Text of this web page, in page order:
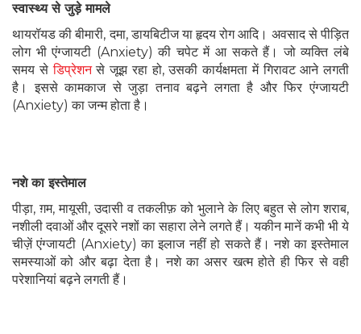
स्वास्थ्य से जुड़े मामले
थायरॉयड की बीमारी, दमा, डायबिटीज या हृदय रोग आदि। अवसाद से पीड़ित
लोग भी एंग्जायटी (Anxiety) की चपेट में आ सकते हैं। जो व्यक्ति लंबे
समय सेडिप्रेशनसे जूझ रहा हो, उसकी कार्यक्षमता में गिरावट आने लगती
है। इससे कामकाज से जुड़ा तनाव बढ़ने लगता है और फिर एंग्जायटी
(Anxiety) का जन्म होता है।
नशे का इस्तेमाल
पीड़ा, ग़म, मायूसी, उदासी व तकलीफ़ को भुलाने के लिए बहुत से लोग शराब,
नशीली दवाओं और दूसरे नशों का सहारा लेने लगते हैं। यकीन मानें कभी भी ये
चीज़ें एंग्जायटी (Anxiety) का इलाज नहीं हो सकते हैं। नशे का इस्तेमाल
समस्याओं को और बढ़ा देता है। नशे का असर खत्म होते ही फिर से वही
परेशानियां बढ़ने लगती हैं।